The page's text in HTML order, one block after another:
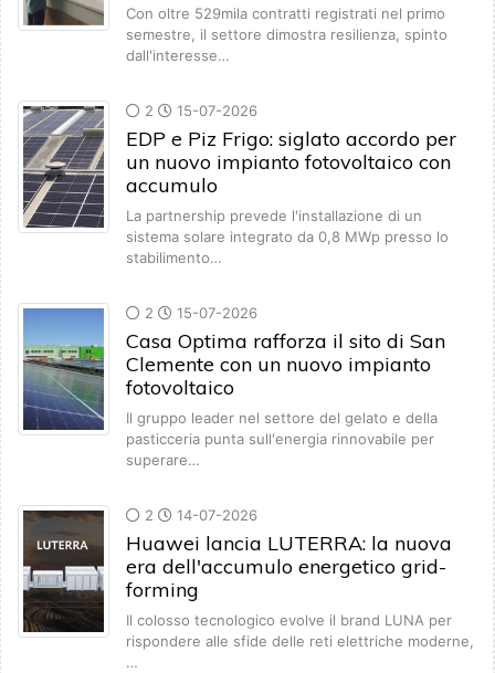
Con oltre 529mila contratti registrati nel primo
semestre, il settore dimostra resilienza, spinto
dall'interesse…
2 15-07-2026
EDP e Piz Frigo: siglato accordo per
un nuovo impianto fotovoltaico con
accumulo
La partnership prevede l'installazione di un
sistema solare integrato da 0,8 MWp presso lo
stabilimento…
2 15-07-2026
Casa Optima rafforza il sito di San
Clemente con un nuovo impianto
fotovoltaico
Il gruppo leader nel settore del gelato e della
pasticceria punta sull'energia rinnovabile per
superare…
2 14-07-2026
Huawei lancia LUTERRA: la nuova
era dell'accumulo energetico grid-
forming
Il colosso tecnologico evolve il brand LUNA per
rispondere alle sfide delle reti elettriche moderne,
…